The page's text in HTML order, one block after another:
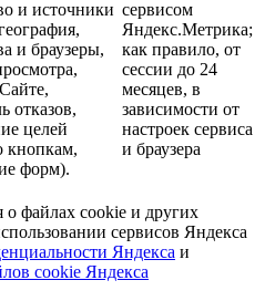
и источники
и браузеры,
отказов,
целей
кнопкам,
форм).
сервисом
Яндекс.Метрика;
как правило, от
сессии до 24
месяцев, в
зависимости от
настроек сервиса
и браузера
файлах cookie и других
сервисов Яндекса
Яндекса и
cookie Яндекса